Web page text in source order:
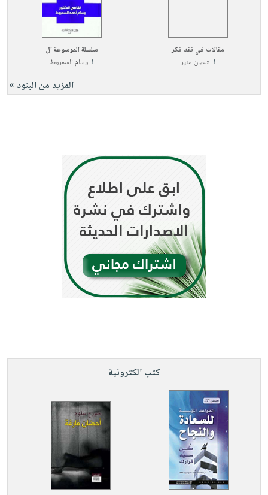
مقالات في نقد فكر
لـشعبان منير
سلسلة الموسوعة ال
لـوسام السمروط
المزيد من البنود »
كتب الكترونية